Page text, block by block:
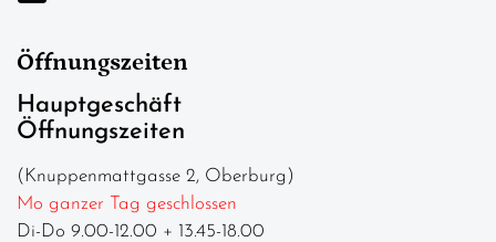
Öffnungszeiten
Hauptgeschäft
Öffnungszeiten
(Knuppenmattgasse 2, Oberburg)
Mo ganzer Tag geschlossen
Di-Do 9.00-12.00 + 13.45-18.00